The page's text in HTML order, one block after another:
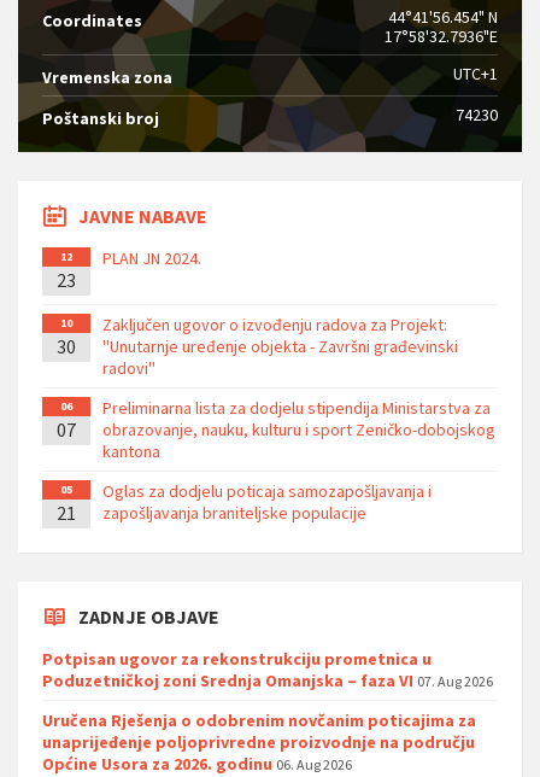
Coordinates
44°41'56.454" N
17°58'32.7936"E
Vremenska zona
UTC+1
Poštanski broj 74230
JAVNE NABAVE
12
23
PLAN JN 2024.
10
30
Zaključen ugovor o izvođenju radova za Projekt:
''Unutarnje uređenje objekta - Završni građevinski
radovi''
06
07
Preliminarna lista za dodjelu stipendija Ministarstva za
obrazovanje, nauku, kulturu i sport Zeničko-dobojskog
kantona
05
21
Oglas za dodjelu poticaja samozapošljavanja i
zapošljavanja braniteljske populacije
ZADNJE OBJAVE
Potpisan ugovor za rekonstrukciju prometnica u
Poduzetničkoj zoni Srednja Omanjska – faza VI 07. Aug 2026
Uručena Rješenja o odobrenim novčanim poticajima za
unaprijeđenje poljoprivredne proizvodnje na području
Općine Usora za 2026. godinu 06. Aug 2026